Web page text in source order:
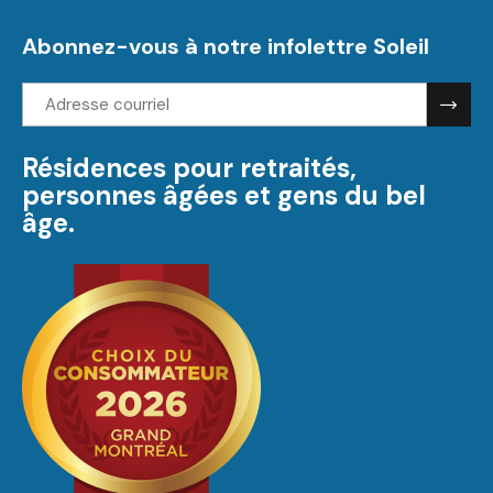
Abonnez-vous à notre infolettre Soleil
Adresse
courriel:
Résidences pour retraités,
personnes âgées et gens du bel
âge.